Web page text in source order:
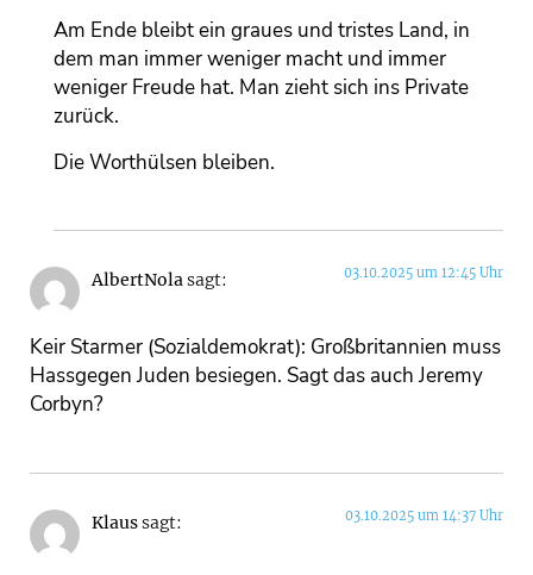
Am Ende bleibt ein graues und tristes Land, in
dem man immer weniger macht und immer
weniger Freude hat. Man zieht sich ins Private
zurück.
Die Worthülsen bleiben.
AlbertNolasagt: 03.10.2025 um 12:45 Uhr
Keir Starmer (Sozialdemokrat): Großbritannien muss
Hassgegen Juden besiegen. Sagt das auch Jeremy
Corbyn?
Klaussagt: 03.10.2025 um 14:37 Uhr